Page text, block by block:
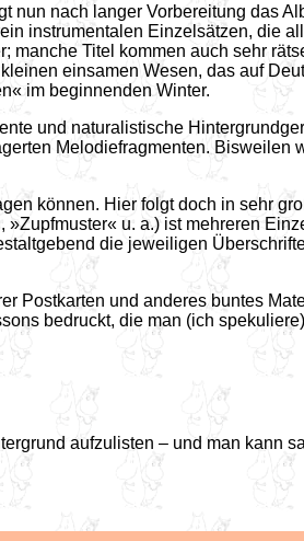
nun nach langer Vorbereitung das
instrumentalen Einzelsätzen, die
manche Titel kommen auch sehr
einsamen Wesen, das auf
im beginnenden Winter.
und naturalistische
Melodiefragmenten. Bisweilen
können. Hier folgt doch in sehr
u. a.) ist mehreren
die jeweiligen
Postkarten und anderes buntes
bedruckt, die man (ich
aufzulisten – und man kann